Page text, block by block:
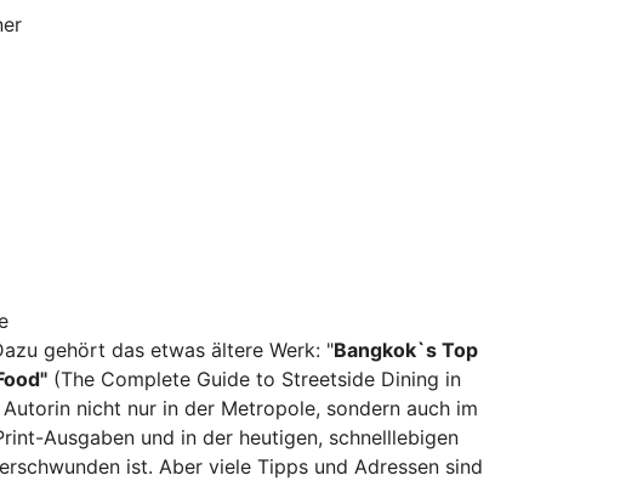
gehört das etwas ältere Werk: "Bangkok`s Top
(The Complete Guide to Streetside Dining in
nicht nur in der Metropole, sondern auch im
Ausgaben und in der heutigen, schnelllebigen
ist. Aber viele Tipps und Adressen sind